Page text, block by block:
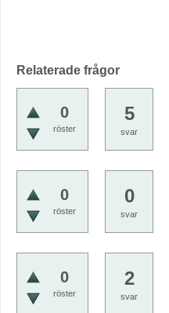
Relaterade frågor
0
röster
5
svar
0
röster
0
svar
0
röster
2
svar